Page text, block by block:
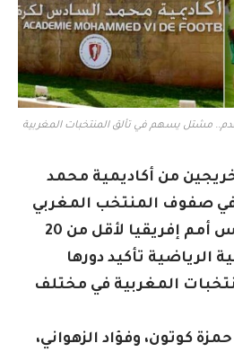
مشتل يسهم في تألق المنتخبات المغربية
ما لا يقل عن 7 خريجين من أكاديمية محمد
صفوف المنتخب المغربي
المتأهل إلى نهائي كأس أمم إفريقيا لأقل من 20
الرياضية تأكيد دورها
المغربية في مختلف
كوتون، وفؤاد الزهواني،